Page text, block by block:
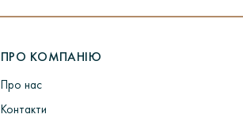
ПРО КОМПАНІЮ
Про нас
Контакти